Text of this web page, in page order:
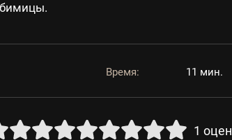
Время: 11 мин.
1